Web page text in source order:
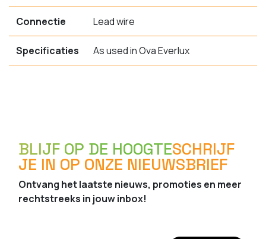
Connectie Lead wire
Specificaties As used in Ova Everlux
BLIJF OP DE HOOGTESCHRIJF
JE IN OP ONZE NIEUWSBRIEF
Ontvang het laatste nieuws, promoties en meer
rechtstreeks in jouw inbox!